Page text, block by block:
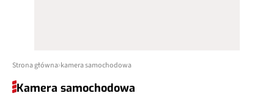
Strona główna kamera samochodowa
Kamera samochodowa